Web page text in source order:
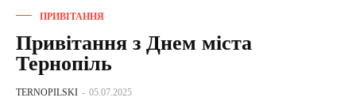
ПРИВІТАННЯ
Привітання з Днем міста
Тернопіль
TERNOPILSKI - 05.07.2025